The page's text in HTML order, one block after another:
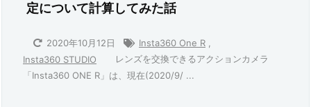
定について計算してみた話
2020年10月12日 Insta360 One R
Insta360 STUDIO
レンズを交換できるアクションカメラ
「Insta360 ONE R」は、現在(2020/9/ ...